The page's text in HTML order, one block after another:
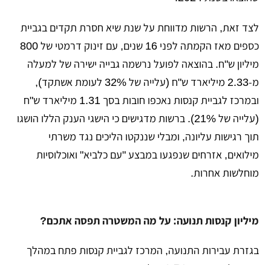
​לצד זאת, הרשות מדווחת על שנת שיא חסרת תקדים בגביית
כספים מאז הקמתה לפני 16 שנים, עם זינוק דרמטי של 800
מיליון ש"ח. בהוצאה לפועל נרשמה גבייה ישירה של למעלה
מ-2.33 מיליארד ש"ח (עלייה של 32% לעומת אשתקד),
ובמרכז לגביית קנסות נאכפו חובות בסך 1.31 מיליארד ש"ח
(עלייה של 21%). ברשות מדגישים כי הישגי הענק הללו הושגו
תוך רגישות עליונה, ומבלי שננקטו הליכים נגד משרתי
מילואים, אזרחים שנפגעו במבצע "עם כלביא" ואוכלוסיות
מוחלשות אחרות.
מיליון קנסות תנועה: על מה המשטרה תפסה אתכם?
​בגזרת עבירות התנועה, המרכז לגביית קנסות פתח במהלך